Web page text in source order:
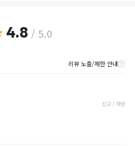
4.8 / 5.0
리뷰 노출/제한 안내
신고 / 차단